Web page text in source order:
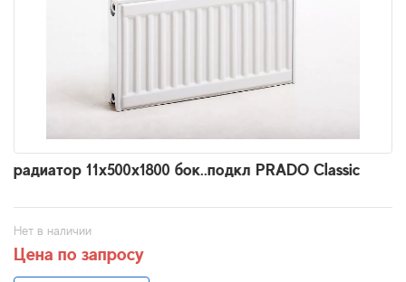
радиатор 11x500х1800 бок..подкл PRADO Classic
Нет в наличии
Цена по запросу